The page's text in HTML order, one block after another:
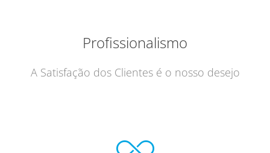
Profissionalismo
A Satisfação dos Clientes é o nosso desejo